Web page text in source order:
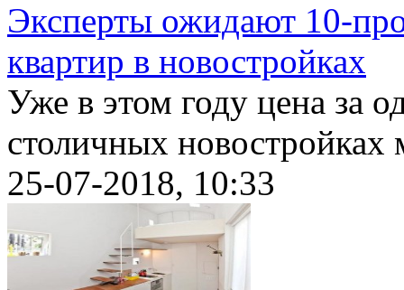
Эксперты ожидают 10-
квартир в новостройках
Уже в этом году цена за
столичных новостройках
25-07-2018, 10:33